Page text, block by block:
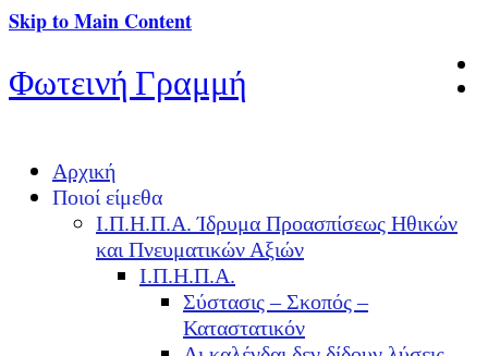
Skip to Main Content
Φωτεινή Γραμμή
Αρχική
Ποιοί είμεθα
Ι.Π.Η.Π.Α. Ίδρυμα Προασπίσεως Ηθικών
και Πνευματικών Αξιών
Ι.Π.Η.Π.Α.
Σύστασις – Σκοπός –
Καταστατικόν